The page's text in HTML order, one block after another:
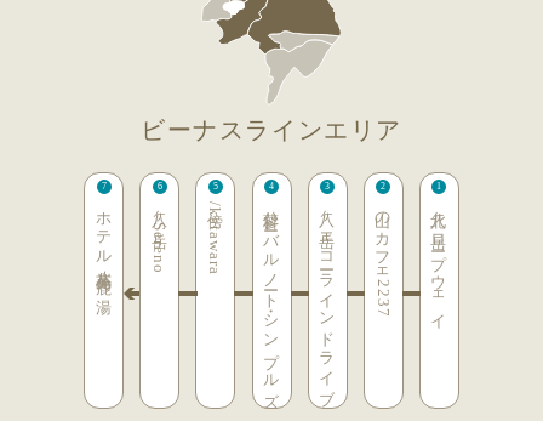
ビーナスラインエリア
北八ヶ岳ロープウェイ
山のカフェ2237
八ヶ岳エコーラインドライブ
蓼科ハーバルノート・シンプルズ
傍/katawara
八ヶ岳Sereno
ホテル八峯苑 鹿の湯